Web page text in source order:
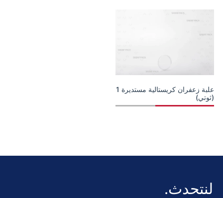
علبة زعفران كريستالية مستديرة 1
(ثوتي)
لنتحدث.